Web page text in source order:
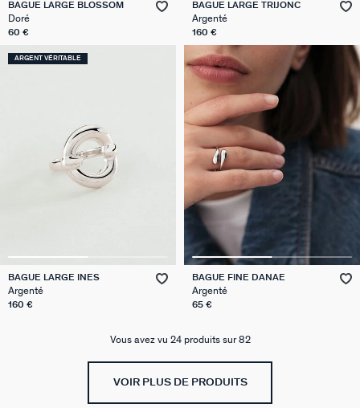
BAGUE LARGE BLOSSOM
Doré
60 €
BAGUE LARGE TRIJONC
Argenté
160 €
ARGENT VÉRITABLE
BAGUE LARGE INES
Argenté
160 €
BAGUE FINE DANAE
Argenté
65 €
Vous avez vu 24 produits sur 82
VOIR PLUS DE PRODUITS